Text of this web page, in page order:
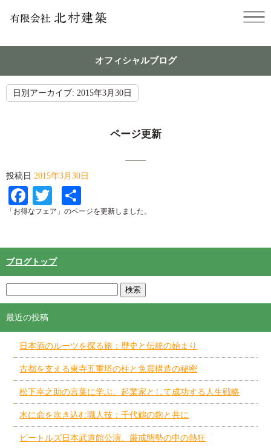
オフィシャルブログ
日別アーカイブ: 2015年3月30日
ページ更新
投稿日 2015年3月30日
Facebook
Twitter
有
「お得なフェア」のページを更新しました。
ブログトップ
最近の投稿
日本酒のルーツを探る旅：歴史と伝統の始まり
古都を支える東寺五重塔の柱と免震構造の秘密
松下幸之助の言葉に学ぶ、起業家として成功する人生戦略
木に命を吹き込む職人技：千代鶴の鉋と共に
ビートルズ日本武道館公演、厳戒態勢の中の熱狂